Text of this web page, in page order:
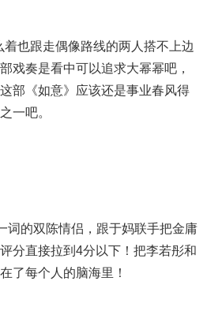
也跟走偶像路线的两人搭不上边
戏奏是看中可以追求大幂幂吧，
部《如意》应该还是事业春风得
一吧。
词的双陈情侣，跟于妈联手把金庸
分直接拉到4分以下！把李若彤和
了每个人的脑海里！